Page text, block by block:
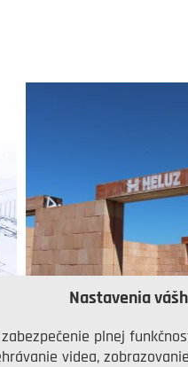
Nastavenia
zabezpečenie plnej
videa,
zhotovení